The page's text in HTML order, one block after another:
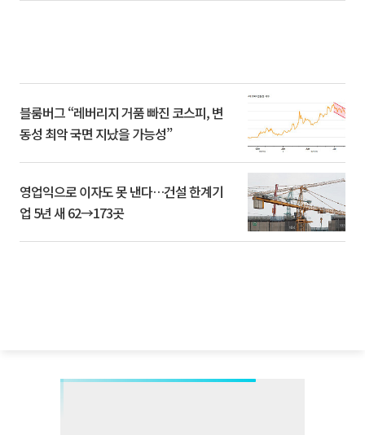
블룸버그 “레버리지 거품 빠진 코스피, 변
동성 최악 국면 지났을 가능성”
영업익으로 이자도 못 낸다…건설 한계기
업 5년 새 62→173곳